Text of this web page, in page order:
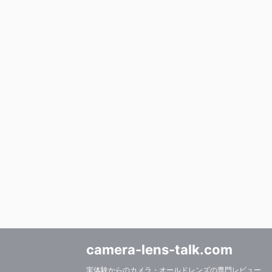
camera-lens-talk.com
実体験からのカメラ・オールドレンズの専門レビュー